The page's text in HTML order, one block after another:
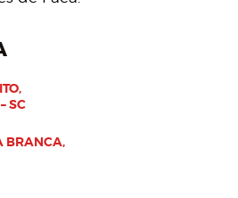
SC
BRANCA,